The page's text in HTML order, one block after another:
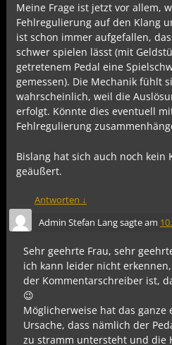
Meine Frage ist jetzt vor allem,
Fehlregulierung auf den Klang
ist schon immer aufgefallen,
schwer spielen lässt (mit
getretenem Pedal eine
gemessen). Die Mechanik fühlt
wahrscheinlich, weil die
erfolgt. Könnte dies eventuell
Fehlregulierung
Bislang hat sich auch noch kein
geäußert.
Antworten ↓
Admin Stefan Langsagte am
Sehr geehrte Frau, sehr
ich kann leider nicht
der Kommentarschreiber ist,
😉
Möglicherweise hat das ganze
Ursache, dass nämlich der
zu stramm untersteht und die